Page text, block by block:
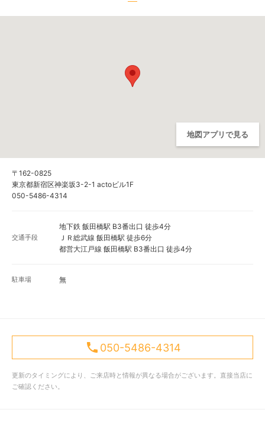
地図アプリで見る
〒162-0825
東京都新宿区神楽坂3-2-1 actoビル1F
050-5486-4314
交通手段
地下鉄 飯田橋駅 B3番出口 徒歩4分
ＪＲ総武線 飯田橋駅 徒歩6分
都営大江戸線 飯田橋駅 B3番出口 徒歩4分
駐車場 無
050-5486-4314
更新のタイミングにより、ご来店時と情報が異なる場合がございます。直接当店に
ご確認ください。